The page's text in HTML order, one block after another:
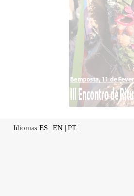
Idiomas ES | EN | PT |